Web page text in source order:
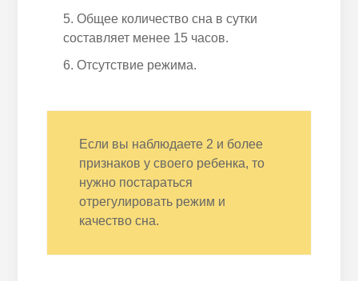
Общее количество сна в сутки
составляет менее 15 часов.
Отсутствие режима.
Если вы наблюдаете 2 и более
признаков у своего ребенка, то
нужно постараться
отрегулировать режим и
качество сна.